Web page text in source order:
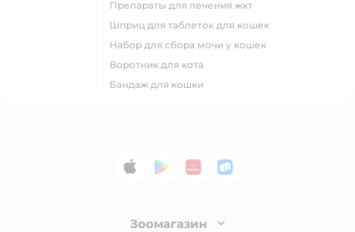
препараты для лечения жкт
шприц для таблеток для кошек
набор для сбора мочи у кошек
воротник для кота
бандаж для кошки
App StoreGoogle Play
AppGallery
RuStore
Зоомагазин